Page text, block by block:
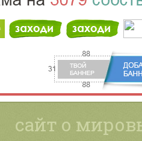
сайт о